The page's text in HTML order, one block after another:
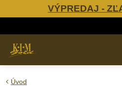
VÝPREDAJ -
Úvod